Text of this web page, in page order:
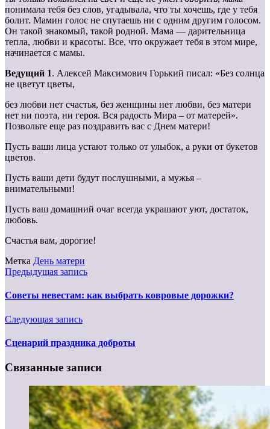
понимала тебя без слов, угадывала, что ты хочешь, где у тебя
болит. Мамин голос не спутаешь ни с одним другим голосом.
Он такой знакомый, такой родной. Мама — дарительница
тепла, любви и красоты. Все, что окружает тебя в этом мире,
начинается с мамы.
Ведущий 1. Алексей Максимович Горький писал: «Без солнца
не цветут цветы,
без любви нет счастья, без женщины нет любви, без матери
нет ни поэта, ни героя. Вся радость Мира – от матерей».
Позвольте еще раз поздравить вас с Днем матери!
Пусть ваши лица устают только от улыбок, а руки от букетов
цветов.
Пусть ваши дети будут послушными, а мужья –
внимательными!
Пусть ваш домашний очаг всегда украшают уют, достаток,
любовь.
Счастья вам, дорогие!
Метка День матери
Предыдущая запись
Советы невестам: как выбрать ковровые дорожки?
Следующая запись
Сценарий праздника доброты
Связанные записи